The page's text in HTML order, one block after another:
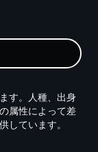
す。人種、出身
属性によって差
しています。